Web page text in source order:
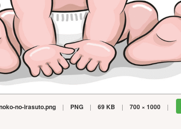
no-irasuto.png | PNG | 69 KB | 700 × 1000 |